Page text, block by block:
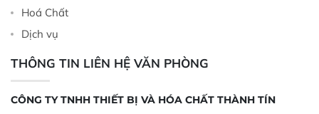
Hoá Chất
Dịch vụ
THÔNG TIN LIÊN HỆ VĂN PHÒNG
CÔNG TY TNHH THIẾT BỊ VÀ HÓA CHẤT THÀNH TÍN